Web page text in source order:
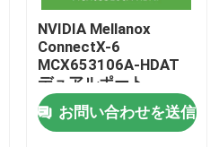
NVIDIA Mellanox
ConnectX-6
MCX653106A-HDAT
デュアルポート
200Gb/s InfiniBand ス
マートアダプター –
PCIe 4.0 x16, インネッ
お問い合わせを送信